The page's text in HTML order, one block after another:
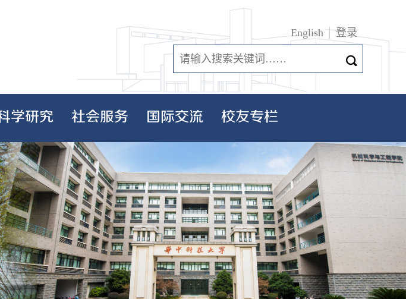
English 登录
学研究 社会服务 国际交流 校友专栏